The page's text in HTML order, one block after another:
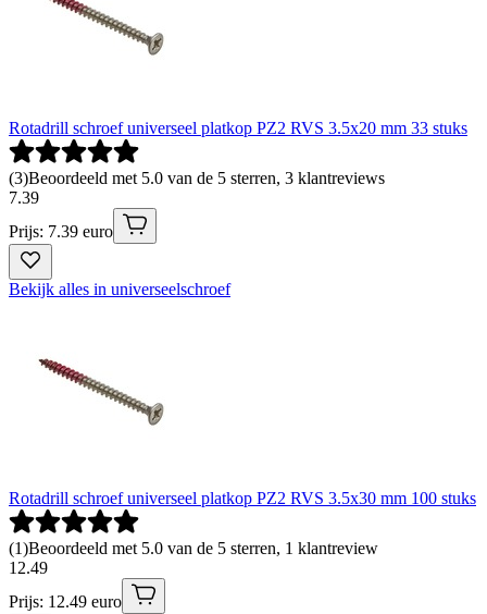
Rotadrill schroef universeel platkop PZ2 RVS 3.5x20 mm 33 stuks
(3)Beoordeeld met 5.0 van de 5 sterren, 3 klantreviews
7.39
Prijs: 7.39 euro
Bekijk alles in universeelschroef
Rotadrill schroef universeel platkop PZ2 RVS 3.5x30 mm 100 stuks
(1)Beoordeeld met 5.0 van de 5 sterren, 1 klantreview
12.49
Prijs: 12.49 euro